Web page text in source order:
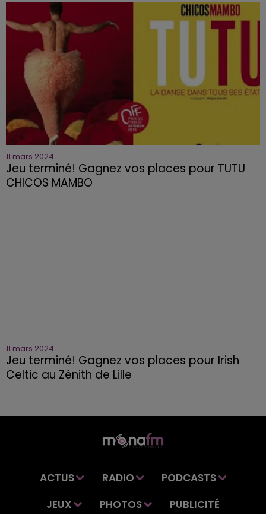
11 mars 2024
Jeu terminé! Gagnez vos places pour TUTU
CHICOS MAMBO
11 mars 2024
Jeu terminé! Gagnez vos places pour Irish
Celtic au Zénith de Lille
ACTUS RADIO
PODCASTS
JEUX
PHOTOS PUBLICITÉ